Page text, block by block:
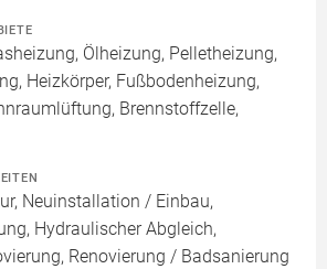
Ölheizung, Pelletheizung,
Heizkörper, Fußbodenheizung,
Brennstoffzelle,
Neuinstallation / Einbau,
Hydraulischer Abgleich,
Renovierung / Badsanierung